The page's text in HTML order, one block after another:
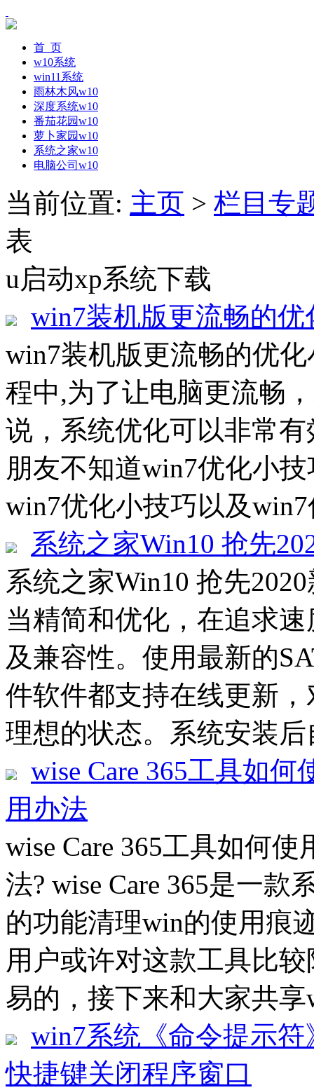
首 页
w10系统
win11系统
雨林木风w10
深度系统w10
番茄花园w10
萝卜家园w10
系统之家w10
电脑公司w10
当前位置: 主页 > 栏目专
表
u启动xp系统下载
win7装机版更流畅的优
win7装机版更流畅的优
程中,为了让电脑更流畅
说，系统优化可以非常
朋友不知道win7优化小
win7优化小技巧以及
系统之家Win10 抢先
系统之家Win10 抢先
当精简和优化，在追求
及兼容性。使用最新的
件软件都支持在线更新
理想的状态。系统安装
wise Care 365工具如何
用办法
wise Care 365工具如何使
法? wise Care 365是一
的功能清理win的使用痕
用户或许对这款工具比
易的，接下来和大家共享
win7系统《命令提示
快捷键关闭程序窗口